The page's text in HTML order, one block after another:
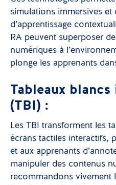
simulations immersives et
d’apprentissage
RA peuvent superposer
numériques à
plonge les apprenants
Tableaux
(TBI) :
Les TBI transforment les
écrans tactiles interactifs,
et aux apprenants
manipuler des contenus
recommandons vivement